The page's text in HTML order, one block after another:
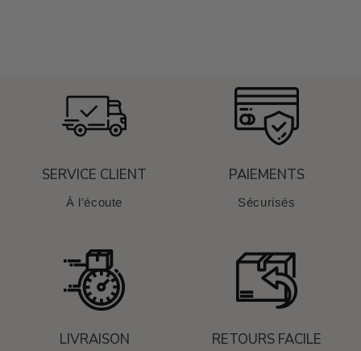
SERVICE CLIENT
À l'écoute
PAIEMENTS
Sécurisés
LIVRAISON RETOURS FACILE